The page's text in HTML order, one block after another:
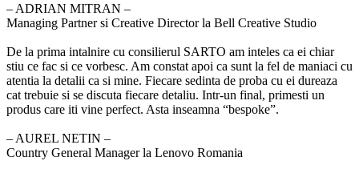
‒ ADRIAN MITRAN –
Managing Partner si Creative Director la Bell Creative Studio
De la prima intalnire cu consilierul SARTO am inteles ca ei chiar
stiu ce fac si ce vorbesc. Am constat apoi ca sunt la fel de maniaci cu
atentia la detalii ca si mine. Fiecare sedinta de proba cu ei dureaza
cat trebuie si se discuta fiecare detaliu. Intr-un final, primesti un
produs care iti vine perfect. Asta inseamna “bespoke”.
‒ AUREL NETIN –
Country General Manager la Lenovo Romania